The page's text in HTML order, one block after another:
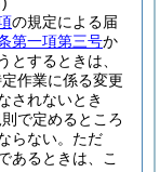
の規定による届
第一項第三号か
とするときは、
作業に係る変更
されないとき
で定めるところ
らない。 ただ
あるときは、こ